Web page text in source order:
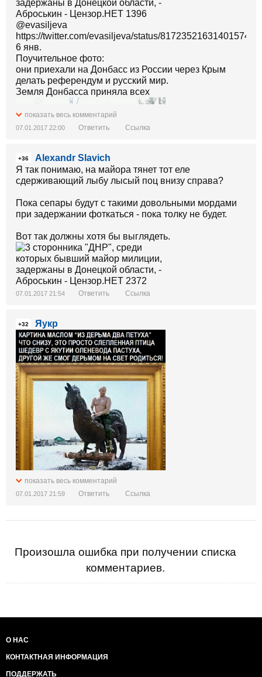
https://twitter.com/evasiljeva/status/817235216314015746
6 янв.
Поучительное фото:
они приехали на Донбасс из России через Крым
делать референдум и русский мир.
Земля Донбасса приняла всех
показать весь комментарий
07.01.2017 22:00 Ответить Ссылка
+36
Alexandr Slavich
Я так понимаю, на майора тянет тот еле
сдерживающий лыбу лысый поц внизу справа?
Пока сепары будут с такими довольными мордами
при задержании фоткаться - пока толку не будет.
Вот так должны хотя бы выглядеть.
07.01.2017 21:54 Ответить Ссылка
+32 Яукр
показать весь комментарий
07.01.2017 21:59 Ответить Ссылка
Произошла ошибка при получении списка
комментариев.
О НАС
КОНТАКТНАЯ ИНФОРМАЦИЯ
ПОДДЕРЖАТЬ